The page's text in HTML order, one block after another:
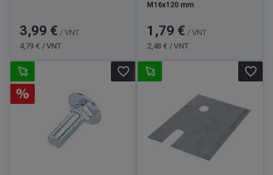
Kaina
3,99 € / VNT
4,79 € / VNT
M16x120 mm
Kaina
1,79 € / VNT
2,48 € / VNT
favorite_border favorite_border